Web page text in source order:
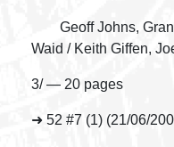
Geoff Johns, Grant
Waid / Keith Giffen,
3/ — 20 pages
➜ 52 #7 (1) (21/06/